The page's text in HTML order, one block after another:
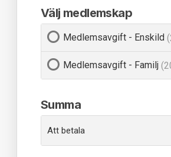
Välj medlemskap
Medlemsavgift - Enskild
Medlemsavgift - Familj
Summa
Att betala